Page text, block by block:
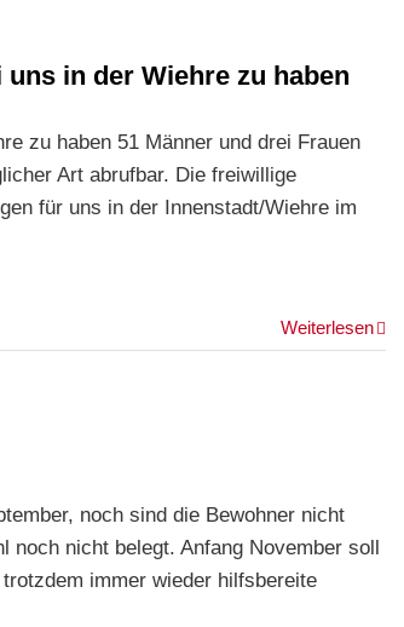
in der Wiehre zu haben
zu haben 51 Männer und drei Frauen
Art abrufbar. Die freiwillige
für uns in der Innenstadt/Wiehre im
Weiterlesen
noch sind die Bewohner nicht
noch nicht belegt. Anfang November soll
immer wieder hilfsbereite